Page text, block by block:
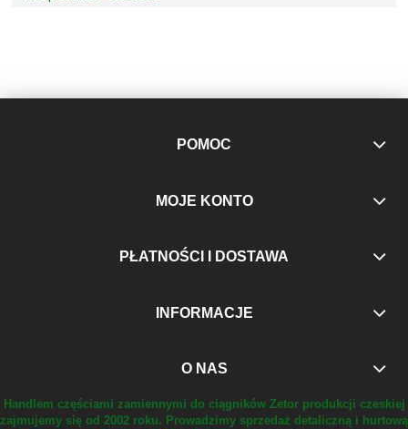
POMOC
MOJE KONTO
PŁATNOŚCI I DOSTAWA
INFORMACJE
O NAS
Handlem częściami zamiennymi do ciągników Zetor produkcji czeskiej
zajmujemy się od 2002 roku. Prowadzimy sprzedaż detaliczną i hurtową